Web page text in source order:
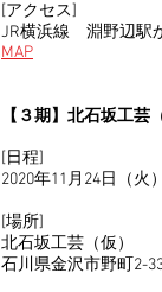
[アクセス]
JR横浜線 淵野辺駅
MAP
【３期】 北石坂工芸
[日程]
2020年11月24日（火
[場所]
北石坂工芸（仮）
石川県金沢市野町2-